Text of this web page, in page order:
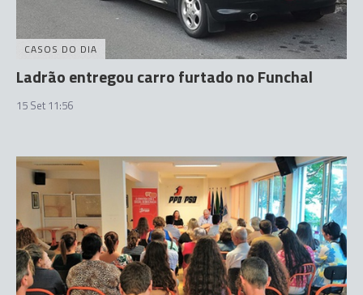
CASOS DO DIA
Ladrão entregou carro furtado no Funchal
15 Set 11:56